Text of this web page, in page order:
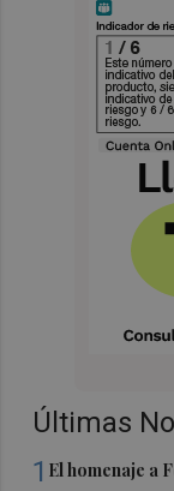
Últimas
1 El homenaje a